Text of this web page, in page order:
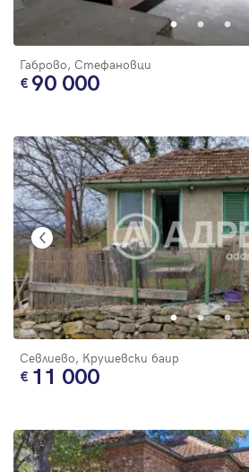
Габрово, Стефановци
90 000
Севлиево, Крушевски баир
11 000